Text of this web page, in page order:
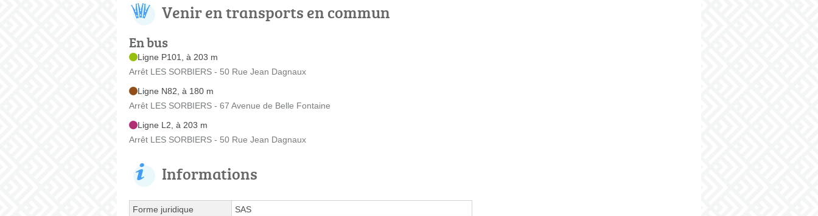
Venir en transports en commun
En bus
Ligne P101, à 203 m
Arrêt LES SORBIERS - 50 Rue Jean Dagnaux
Ligne N82, à 180 m
Arrêt LES SORBIERS - 67 Avenue de Belle Fontaine
Ligne L2, à 203 m
Arrêt LES SORBIERS - 50 Rue Jean Dagnaux
Informations
Forme juridique
SAS